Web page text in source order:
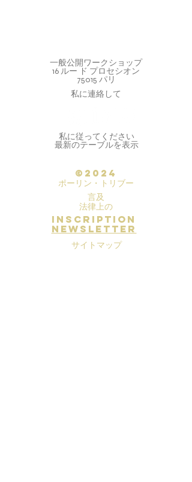
一般公開ワークショップ
16 ルー ド プロセシオン
75015 パリ
私に連絡して
私に従ってください
最新のテーブルを表示
©2024
ポーリン・トリブー
言及
法律上の
inscription
newsletter
サイトマップ